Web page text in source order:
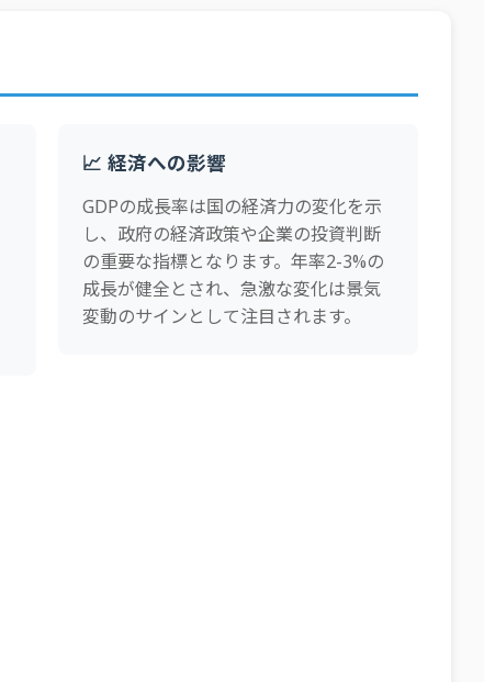
📈 経済への影響
GDPの成長率は国の経済力の変化を示
し、政府の経済政策や企業の投資判断
の重要な指標となります。年率2-3%の
成長が健全とされ、急激な変化は景気
変動のサインとして注目されます。